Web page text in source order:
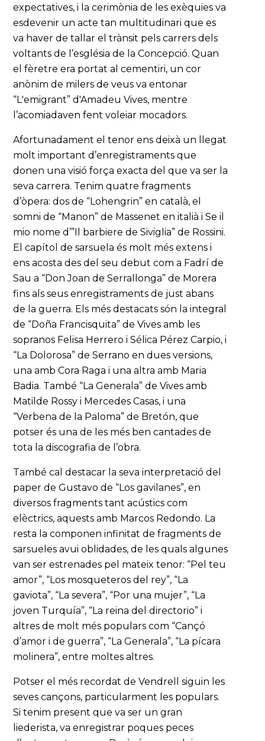
expectatives, i la cerimònia de les exèquies va
esdevenir un acte tan multitudinari que es
va haver de tallar el trànsit pels carrers dels
voltants de l’església de la Concepció. Quan
el fèretre era portat al cementiri, un cor
anònim de milers de veus va entonar
“L'emigrant” d'Amadeu Vives, mentre
l’acomiadaven fent voleiar mocadors.
Afortunadament el tenor ens deixà un llegat
molt important d’enregistraments que
donen una visió força exacta del que va ser la
seva carrera. Tenim quatre fragments
d’òpera: dos de “Lohengrin” en català, el
somni de “Manon” de Massenet en italià i Se il
mio nome d’”Il barbiere de Siviglia” de Rossini.
El capítol de sarsuela és molt més extens i
ens acosta des del seu debut com a Fadrí de
Sau a “Don Joan de Serrallonga” de Morera
fins als seus enregistraments de just abans
de la guerra. Els més destacats són la integral
de “Doña Francisquita” de Vives amb les
sopranos Felisa Herrero i Sélica Pérez Carpio, i
“La Dolorosa” de Serrano en dues versions,
una amb Cora Raga i una altra amb Maria
Badia. També “La Generala” de Vives amb
Matilde Rossy i Mercedes Casas, i una
“Verbena de la Paloma” de Bretón, que
potser és una de les més ben cantades de
tota la discografia de l’obra.
També cal destacar la seva interpretació del
paper de Gustavo de “Los gavilanes”, en
diversos fragments tant acústics com
elèctrics, aquests amb Marcos Redondo. La
resta la componen infinitat de fragments de
sarsueles avui oblidades, de les quals algunes
van ser estrenades pel mateix tenor: “Pel teu
amor”, “Los mosqueteros del rey”, “La
gaviota”, “La severa”, “Por una mujer”, “La
joven Turquía”, “La reina del directorio” i
altres de molt més populars com “Cançó
d’amor i de guerra”, “La Generala”, “La pícara
molinera”, entre moltes altres.
Potser el més recordat de Vendrell siguin les
seves cançons, particularment les populars.
Si tenim present que va ser un gran
liederista, va enregistrar poques peces